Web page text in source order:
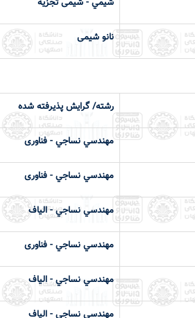
شيمي - شیمی تجزیه
نانو شیمی
رشته/ گرایش پذیرفته شده
مهندسي نساجي - فناوری
مهندسي نساجي - فناوری
مهندسي نساجي - الیاف
مهندسي نساجي - فناوری
مهندسي نساجي - الیاف
مهندسي نساجي - الیاف